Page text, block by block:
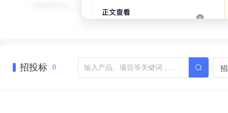
招投标 0